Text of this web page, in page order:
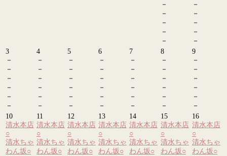
－
－
－
－
－
－
－
－
－
－
3
－
－
－
－
－
－
4
－
－
－
－
－
－
5
－
－
－
－
－
－
6
－
－
－
－
－
－
7
－
－
－
－
－
－
8
－
－
－
－
－
－
9
－
－
－
－
－
－
10
清水本店
○
清水ちゃ
わん坂○
11
清水本店
○
清水ちゃ
わん坂○
12
清水本店
○
清水ちゃ
わん坂○
13
清水本店
○
清水ちゃ
わん坂○
14
清水本店
○
清水ちゃ
わん坂○
15
清水本店
○
清水ちゃ
わん坂○
16
清水本店
○
清水ちゃ
わん坂○